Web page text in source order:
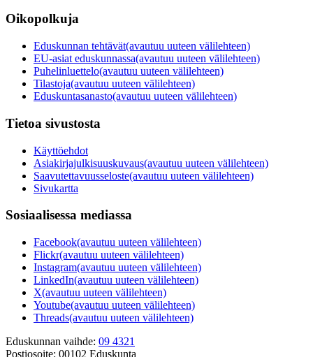
Oikopolkuja
Eduskunnan tehtävät(avautuu uuteen välilehteen)
EU-asiat eduskunnassa(avautuu uuteen välilehteen)
Puhelinluettelo(avautuu uuteen välilehteen)
Tilastoja(avautuu uuteen välilehteen)
Eduskuntasanasto(avautuu uuteen välilehteen)
Tietoa sivustosta
Käyttöehdot
Asiakirjajulkisuuskuvaus(avautuu uuteen välilehteen)
Saavutettavuusseloste(avautuu uuteen välilehteen)
Sivukartta
Sosiaalisessa mediassa
Facebook(avautuu uuteen välilehteen)
Flickr(avautuu uuteen välilehteen)
Instagram(avautuu uuteen välilehteen)
LinkedIn(avautuu uuteen välilehteen)
X(avautuu uuteen välilehteen)
Youtube(avautuu uuteen välilehteen)
Threads(avautuu uuteen välilehteen)
Eduskunnan vaihde: 09 4321
Postiosoite: 00102 Eduskunta